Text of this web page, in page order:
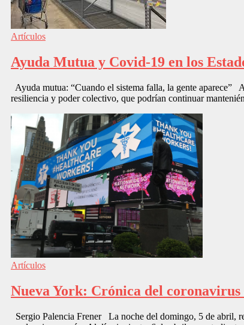
Artículos
Ayuda Mutua y Covid-19 en los
Ayuda mutua: “Cuando el sistema falla, la gente aparece”
resiliencia y poder colectivo, que podrían continuar
Artículos
Nueva York: Crónica del coronavirus
Sergio Palencia Frener La noche del domingo, 5 de abril,